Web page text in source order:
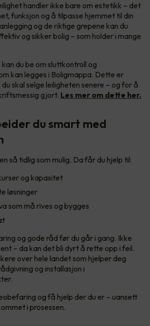
handler ikke bare om estetikk – det
funksjon og å tilpasse hjemmet til din
og de riktige grepene kan du
og sikker bolig – som holder i mange
du be om sluttkontroll og
kan legges i Boligmappa. Dette er
skal selge leiligheten senere – og for å
gjort. Les mer om dette her.
du smart med
så tidlig som mulig. Da får du hjelp til:
og kapasitet
løsninger
som må rives og bygges
og gode råd før du går i gang. Ikke
– da kan det bli dyrt å rette opp i feil.
over hele landet som hjelper deg
og installasjon i
og få hjelp der du er – uansett
i prosessen.